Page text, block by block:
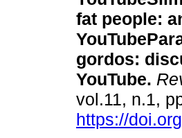
fat people:
YouTube
gordos:
YouTube.
vol.11, n.1,
https://